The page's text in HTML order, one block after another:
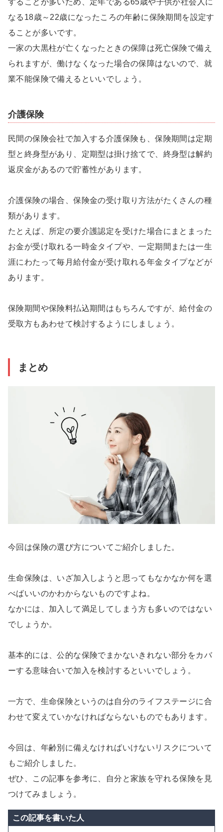
なる18歳～22歳になったころの年齢に保険期間を設定す
ることが多いです。
一家の大黒柱が亡くなったときの保障は死亡保険で備え
られますが、働けなくなった場合の保障はないので、就
業不能保険で備えるといいでしょう。
介護保険
民間の保険会社で加入する介護保険も、保険期間は定期
型と終身型があり、定期型は掛け捨てで、終身型は解約
返戻金があるので貯蓄性があります。
介護保険の場合、保険金の受け取り方法がたくさんの種
類があります。
たとえば、所定の要介護認定を受けた場合にまとまった
お金が受け取れる一時金タイプや、一定期間または一生
涯にわたって毎月給付金が受け取れる年金タイプなどが
あります。
保険期間や保険料払込期間はもちろんですが、給付金の
受取方もあわせて検討するようにしましょう。
まとめ
今回は保険の選び方についてご紹介しました。
生命保険は、いざ加入しようと思ってもなかなか何を選
べばいいのかわからないものですよね。
なかには、加入して満足してしまう方も多いのではない
でしょうか。
基本的には、公的な保険でまかないきれない部分をカバ
ーする意味合いで加入を検討するといいでしょう。
一方で、生命保険というのは自分のライフステージに合
わせて変えていかなければならないものでもあります。
今回は、年齢別に備えなければいけないリスクについて
もご紹介しました。
ぜひ、この記事を参考に、自分と家族を守れる保険を見
つけてみましょう。
この記事を書いた人